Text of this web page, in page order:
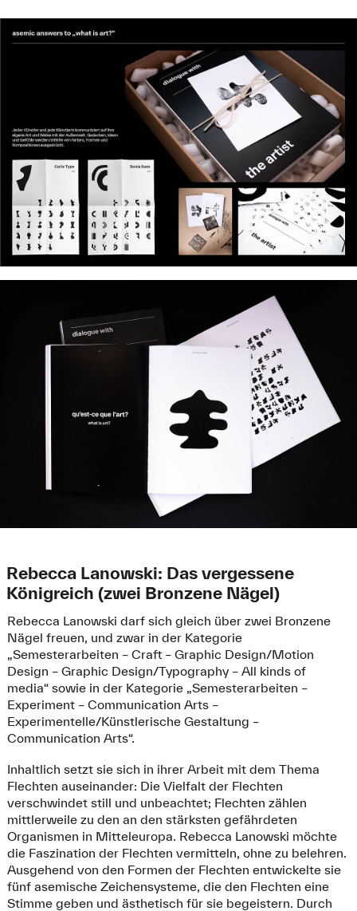
Rebecca Lanowski: Das vergessene
Königreich (zwei Bronzene Nägel)
Rebecca Lanowski darf sich gleich über zwei Bronzene
Nägel freuen, und zwar in der Kategorie
„Semesterarbeiten – Craft – Graphic Design/Motion
Design – Graphic Design/Typography – All kinds of
media“ sowie in der Kategorie „Semesterarbeiten –
Experiment – Communication Arts –
Experimentelle/Künstlerische Gestaltung –
Communication Arts“.
Inhaltlich setzt sie sich in ihrer Arbeit mit dem Thema
Flechten auseinander: Die Vielfalt der Flechten
verschwindet still und unbeachtet; Flechten zählen
mittlerweile zu den an den stärksten gefährdeten
Organismen in Mitteleuropa. Rebecca Lanowski möchte
die Faszination der Flechten vermitteln, ohne zu belehren.
Ausgehend von den Formen der Flechten entwickelte sie
fünf asemische Zeichensysteme, die den Flechten eine
Stimme geben und ästhetisch für sie begeistern. Durch